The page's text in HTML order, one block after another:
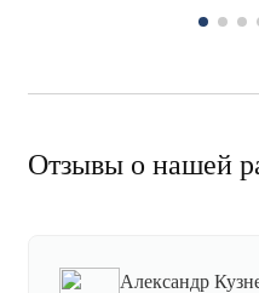
Отзывы о нашей
Александр